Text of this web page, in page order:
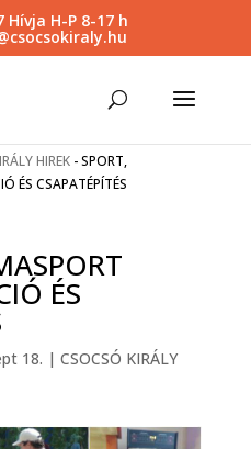
Hívja H-P 8-17 h
HIREK-SPORT,
ÉS CSAPATÉPÍTÉS
ÉS
18. | CSOCSÓ KIRÁLY